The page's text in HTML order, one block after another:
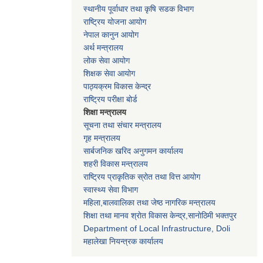
स्थानीय पूर्वाधार तथा कृषि सडक विभाग
राष्ट्रिय योजना आयोग
नेपाल कानुन आयोग
अर्थ मन्त्रालय
लोक सेवा आयोग
शिक्षक सेवा आयोग
पाठ्यक्रम विकास केन्द्र
राष्ट्रिय परीक्षा बोर्ड
शिक्षा मन्त्रालय
सूचना तथा संचार मन्त्रालय
गृह मन्त्रालय
सार्बजनिक खरिद अनुगमन कार्यालय
शहरी विकास मन्त्रालय
राष्ट्रिय प्राकृतिक स्रोत तथा वित्त आयोग
स्वास्थ्य सेवा विभाग
महिला,बालवालिका तथा जेष्ठ नागरिक मन्त्रालय
शिक्षा तथा मानव श्राेत विकास केन्द्र,सानाेठिमी भक्तपुर
Department of Local Infrastructure, Doli
महालेखा नियन्त्रक कार्यालय